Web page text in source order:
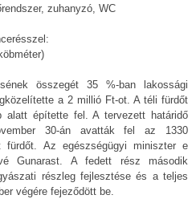
zuhanyzó, WC
összegét 35 %-ban lakossági
a 2 millió Ft-ot. A téli fürdőt
alatt építette fel. A tervezett határidő
30-án avatták fel az 1330
fürdőt. Az egészségügyi miniszter e
Gunarast. A fedett rész második
részleg fejlesztése és a teljes
végére fejeződött be.